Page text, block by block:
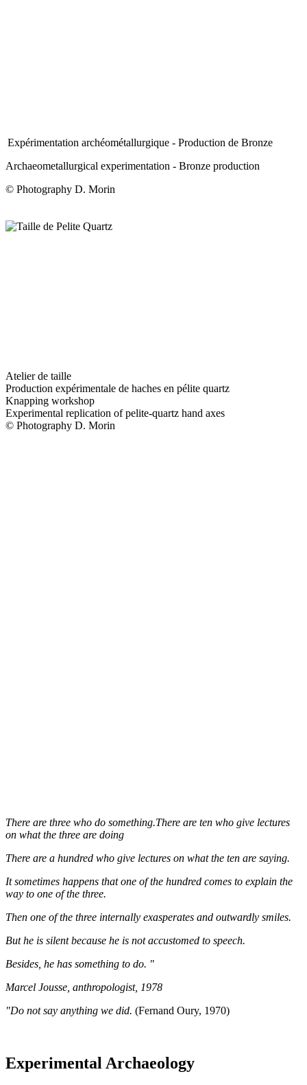
Expérimentation archéométallurgique - Production de Bronze
Archaeometallurgical experimentation - Bronze production
© Photography D. Morin
Atelier de taille
Production expérimentale de haches en pélite quartz
Knapping workshop
Experimental replication of pelite-quartz hand axes
© Photography D. Morin
There are three who do something.There are ten who give lectures
on what the three are doing
There are a hundred who give lectures on what the ten are saying.
It sometimes happens that one of the hundred comes to explain the
way to one of the three.
Then one of the three internally exasperates and outwardly smiles.
But he is silent because he is not accustomed to speech.
Besides, he has something to do. "
Marcel Jousse, anthropologist, 1978
"Do not say anything we did. (Fernand Oury, 1970)
Experimental Archaeology